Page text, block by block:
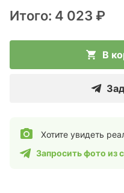
Итого: 4 023 ₽
В
Хотите увидеть
Запросить фото из